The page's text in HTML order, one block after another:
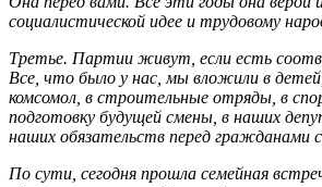
социалистической идее и трудовому
Третье. Партии живут, если есть
Все, что было у нас, мы вложили в
комсомол, в строительные отряды, в
подготовку будущей смены, в наших
наших обязательств перед гражданами
По сути, сегодня прошла семейная